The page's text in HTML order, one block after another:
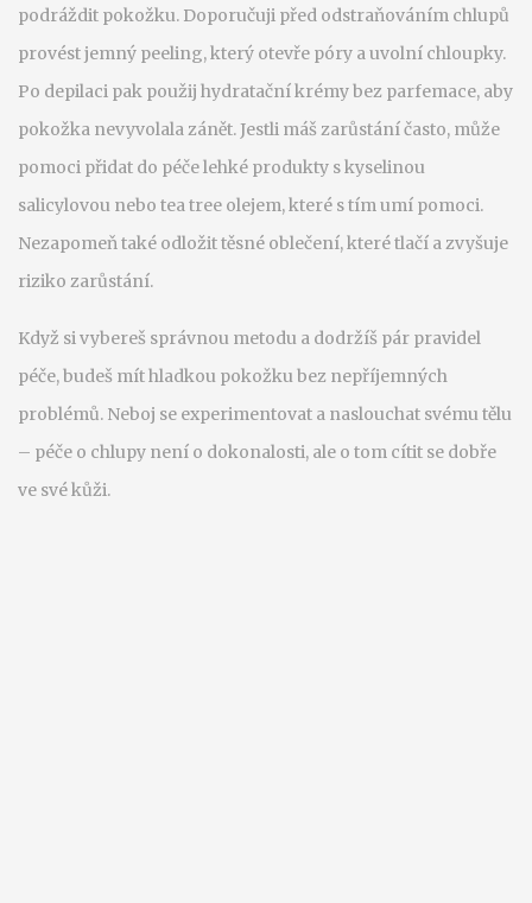
podráždit pokožku. Doporučuji před odstraňováním chlupů
provést jemný peeling, který otevře póry a uvolní chloupky.
Po depilaci pak použij hydratační krémy bez parfemace, aby
pokožka nevyvolala zánět. Jestli máš zarůstání často, může
pomoci přidat do péče lehké produkty s kyselinou
salicylovou nebo tea tree olejem, které s tím umí pomoci.
Nezapomeň také odložit těsné oblečení, které tlačí a zvyšuje
riziko zarůstání.
Když si vybereš správnou metodu a dodržíš pár pravidel
péče, budeš mít hladkou pokožku bez nepříjemných
problémů. Neboj se experimentovat a naslouchat svému tělu
– péče o chlupy není o dokonalosti, ale o tom cítit se dobře
ve své kůži.